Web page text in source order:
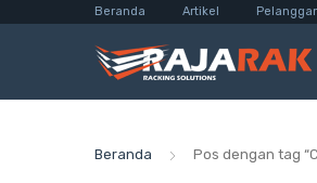
Beranda Artikel
Beranda Pos dengan tag